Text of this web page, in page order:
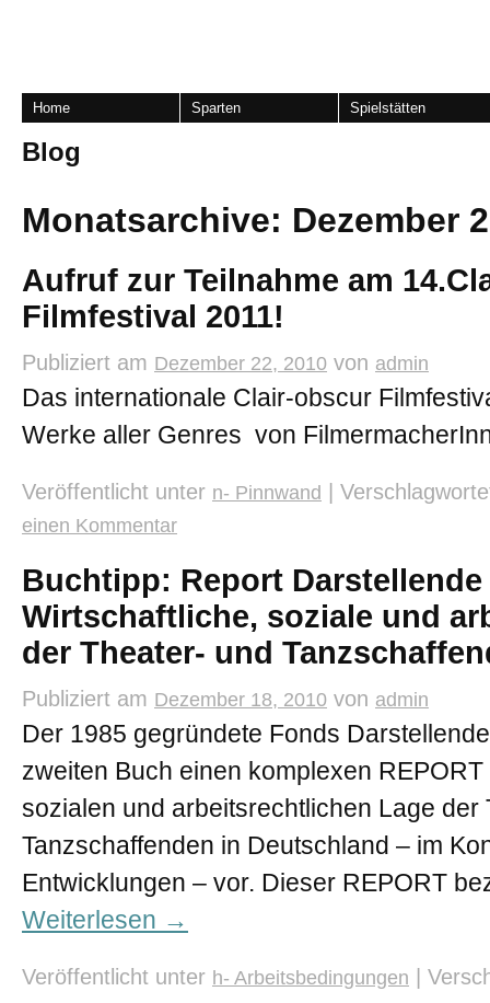
Home Sparten Spielstätten
Blog
Monatsarchive: Dezember
Aufruf zur Teilnahme am
Filmfestival 2011!
Publiziert am Dezember 22, 2010 von admin
Das internationale Clair-obscur
Werke aller Genres von
Veröffentlicht unter n- Pinnwand
einen Kommentar
Buchtipp: Report
Wirtschaftliche, soziale und
der Theater- und
Publiziert am Dezember 18, 2010 von admin
Der 1985 gegründete Fonds
zweiten Buch einen komplexen
sozialen und arbeitsrechtlichen Lage der
Tanzschaffenden in Deutschland – im
Entwicklungen – vor. Dieser REPORT
Weiterlesen →
Veröffentlicht unter h- Arbeitsbedingungen